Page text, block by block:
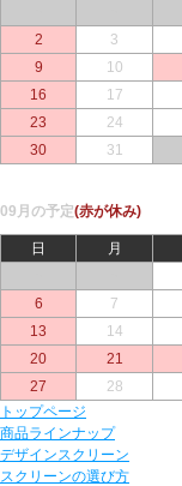
2
3
9
10
16
17
23
24
30
31
09月の予定(赤が休み)
日 月
6
7
13
14
20
21
27
28
トップページ
商品ラインナップ
デザインスクリーン
スクリーンの選び方